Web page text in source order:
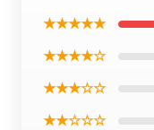
★★★★★
★★★★☆
★★★☆☆
★★☆☆☆